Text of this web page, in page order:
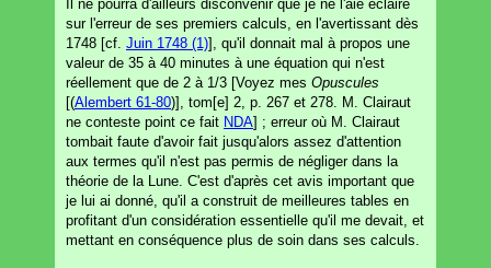
Il ne pourra d'ailleurs disconvenir que je ne l'aie éclairé
sur l'erreur de ses premiers calculs, en l'avertissant dès
1748 [cf. Juin 1748 (1)], qu'il donnait mal à propos une
valeur de 35 à 40 minutes à une équation qui n'est
réellement que de 2 à 1/3 [Voyez mes Opuscules
[(Alembert 61-80)], tom[e] 2, p. 267 et 278. M. Clairaut
ne conteste point ce fait NDA] ; erreur où M. Clairaut
tombait faute d'avoir fait jusqu'alors assez d'attention
aux termes qu'il n'est pas permis de négliger dans la
théorie de la Lune. C'est d'après cet avis important que
je lui ai donné, qu'il a construit de meilleures tables en
profitant d'un considération essentielle qu'il me devait, et
mettant en conséquence plus de soin dans ses calculs.